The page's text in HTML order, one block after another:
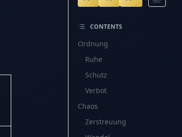
CONTENTS
Ordnung
Ruhe
Schutz
Verbot
Chaos
Zerstreuung